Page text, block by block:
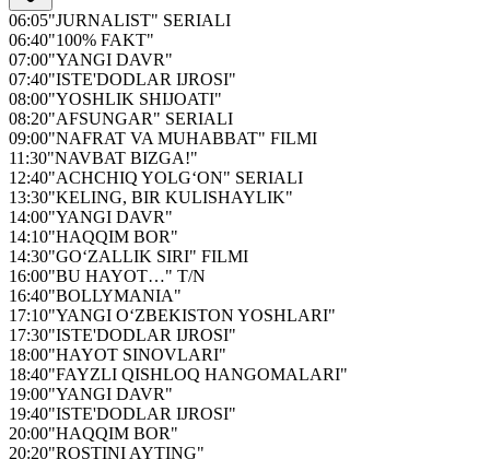
06:05"JURNALIST" SERIALI
06:40"100% FAKT"
07:00"YANGI DAVR"
07:40"ISTE'DODLAR IJROSI"
08:00"YOSHLIK SHIJOATI"
08:20"AFSUNGAR" SERIALI
09:00"NAFRAT VA MUHABBAT" FILMI
11:30"NAVBAT BIZGA!"
12:40"ACHCHIQ YOLG‘ON" SERIALI
13:30"KELING, BIR KULISHAYLIK"
14:00"YANGI DAVR"
14:10"HAQQIM BOR"
14:30"GO‘ZALLIK SIRI" FILMI
16:00"BU HAYOT…" T/N
16:40"BOLLYMANIA"
17:10"YANGI O‘ZBEKISTON YOSHLARI"
17:30"ISTE'DODLAR IJROSI"
18:00"HAYOT SINOVLARI"
18:40"FAYZLI QISHLOQ HANGOMALARI"
19:00"YANGI DAVR"
19:40"ISTE'DODLAR IJROSI"
20:00"HAQQIM BOR"
20:20"ROSTINI AYTING"